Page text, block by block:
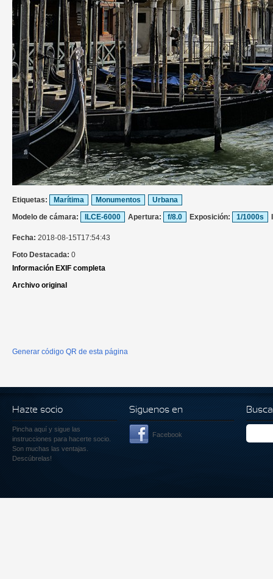
Etiquetas: Marítima Monumentos
Urbana
Modelo de cámara:
ILCE-6000 Apertura: f/8.0 Exposición: 1/1000s
Fecha: 2018-08-15T17:54:43
Foto Destacada: 0
Información EXIF completa
Archivo original
Generar código QR de esta página
Hazte socio
Pincha aquí y sigue las
instrucciones para hacerte socio.
Son muchas las ventajas.
Descúbrelas!
Siguenos en
Facebook